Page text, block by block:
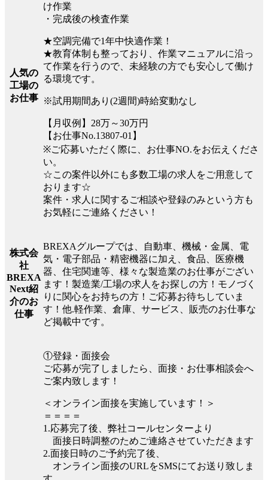
人気の
工場の
お仕事
け作業
・完成後の検査作業
★空調完備で1年中快適作業！
★教育体制も整っており、作業マニュアルに沿っ
て作業を行うので、未経験の方でも安心して働け
る環境です。
※試用期間あり(2週間)時給変動なし
【月収例】28万～30万円
【お仕事No.13807-01】
※ご応募いただく際に、お仕事NO.をお伝えくださ
い。
☆この案件以外にも多数工場の求人をご用意して
おります☆
案件・求人に関するご相談や登録のみという方も
お気軽にご連絡ください！
株式会
社
BREXA
Next紹
介のお
仕事
BREXAグループでは、自動車、機械・金属、電
気・電子部品・精密機器に加え、食品、医療機
器、住宅関連等、様々な製造業のお仕事がござい
ます！製造業/工場の求人をお探しの方！モノづく
りに関心をお持ちの方！ご応募お待ちしていま
す！他.軽作業、倉庫、サービス、販売のお仕事な
ど掲載中です。
①登録・面接会
ご応募が完了しましたら、面接・お仕事相談会へ
ご案内致します！
＜オンライン面接を実施しています！＞
＝＝＝＝
1.応募完了後、弊社コールセンターより
面接日時調整のためご連絡させていただきます
2.面接日時のご予約完了後、
オンライン面接のURLをSMSにてお送り致しま